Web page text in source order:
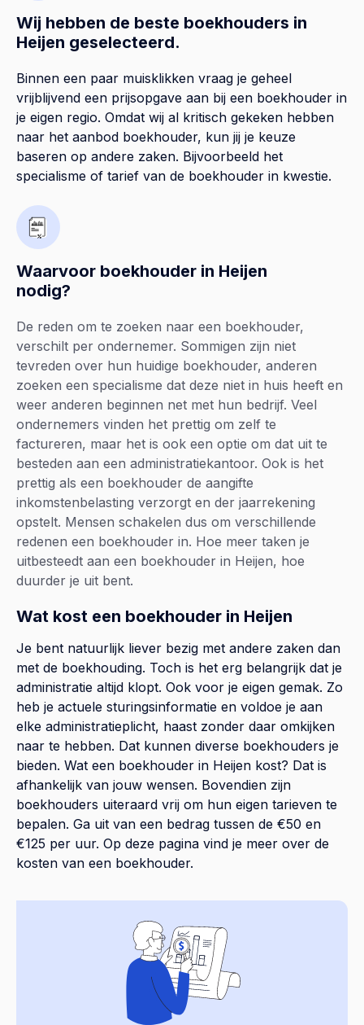
Wij hebben de beste boekhouders in
Heijen geselecteerd.
Binnen een paar muisklikken vraag je geheel
vrijblijvend een prijsopgave aan bij een boekhouder in
je eigen regio. Omdat wij al kritisch gekeken hebben
naar het aanbod boekhouder, kun jij je keuze
baseren op andere zaken. Bijvoorbeeld het
specialisme of tarief van de boekhouder in kwestie.
Waarvoor boekhouder in Heijen
nodig?
De reden om te zoeken naar een boekhouder,
verschilt per ondernemer. Sommigen zijn niet
tevreden over hun huidige boekhouder, anderen
zoeken een specialisme dat deze niet in huis heeft en
weer anderen beginnen net met hun bedrijf. Veel
ondernemers vinden het prettig om zelf te
factureren, maar het is ook een optie om dat uit te
besteden aan een administratiekantoor. Ook is het
prettig als een boekhouder de aangifte
inkomstenbelasting verzorgt en der jaarrekening
opstelt. Mensen schakelen dus om verschillende
redenen een boekhouder in. Hoe meer taken je
uitbesteedt aan een boekhouder in Heijen, hoe
duurder je uit bent.
Wat kost een boekhouder in Heijen
Je bent natuurlijk liever bezig met andere zaken dan
met de boekhouding. Toch is het erg belangrijk dat je
administratie altijd klopt. Ook voor je eigen gemak. Zo
heb je actuele sturingsinformatie en voldoe je aan
elke administratieplicht, haast zonder daar omkijken
naar te hebben. Dat kunnen diverse boekhouders je
bieden. Wat een boekhouder in Heijen kost? Dat is
afhankelijk van jouw wensen. Bovendien zijn
boekhouders uiteraard vrij om hun eigen tarieven te
bepalen. Ga uit van een bedrag tussen de €50 en
€125 per uur. Op deze pagina vind je meer over de
kosten van een boekhouder.